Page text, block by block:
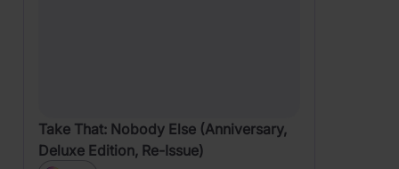
Take That: Nobody Else (Anniversary,
Deluxe Edition, Re-Issue)